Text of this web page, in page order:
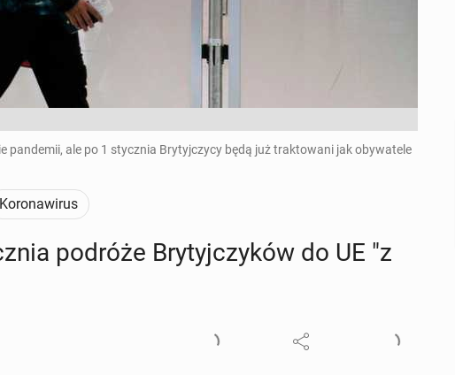
pandemii, ale po 1 stycznia Brytyjczycy będą już traktowani jak obywatele
Koronawirus
podróże Bry­tyj­czy­ków do UE "z